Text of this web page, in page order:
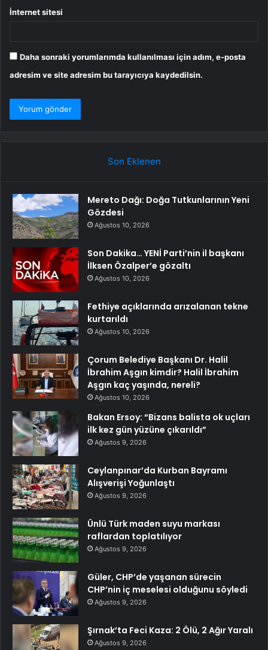
İnternet sitesi
Daha sonraki yorumlarımda kullanılması için adım, e-posta
adresim ve site adresim bu tarayıcıya kaydedilsin.
Son Eklenen
Mereto Dağı: Doğa Tutkunlarının Yeni
Gözdesi
Ağustos 10, 2026
Son Dakika… YENİ Parti’nin il başkanı
İlksen Özalper’e gözaltı
Ağustos 10, 2026
Fethiye açıklarında arızalanan tekne
kurtarıldı
Ağustos 10, 2026
Çorum Belediye Başkanı Dr. Halil
İbrahim Aşgın kimdir? Halil İbrahim
Aşgın kaç yaşında, nereli?
Ağustos 10, 2026
Bakan Ersoy: “Bizans balista ok uçları
ilk kez gün yüzüne çıkarıldı”
Ağustos 9, 2026
Ceylanpınar’da Kurban Bayramı
Alışverişi Yoğunlaştı
Ağustos 9, 2026
Ünlü Türk maden suyu markası
raflardan toplatılıyor
Ağustos 9, 2026
Güler, CHP’de yaşanan sürecin
CHP’nin iç meselesi olduğunu söyledi
Ağustos 9, 2026
Şırnak’ta Feci Kaza: 2 Ölü, 2 Ağır Yaralı
Ağustos 9, 2026